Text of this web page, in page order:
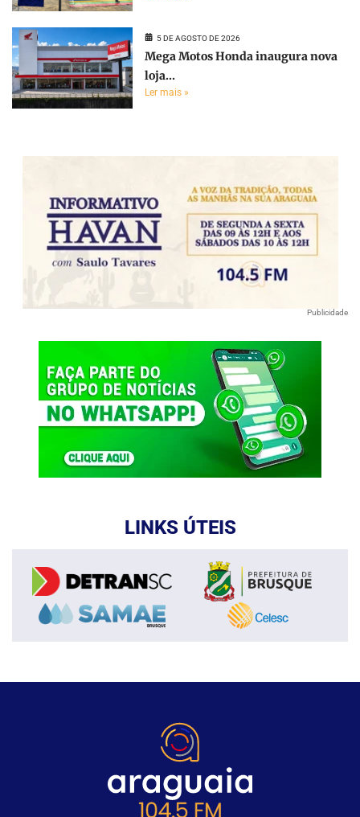
5 DE AGOSTO DE 2026
Mega Motos Honda inaugura nova
loja...
Ler mais »
Publicidade
LINKS ÚTEIS